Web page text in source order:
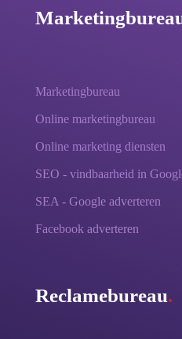
Marketingbureau
Online marketingbureau
Online marketing diensten
SEO - vindbaarheid in
SEA - Google adverteren
Facebook adverteren
Reclamebureau.